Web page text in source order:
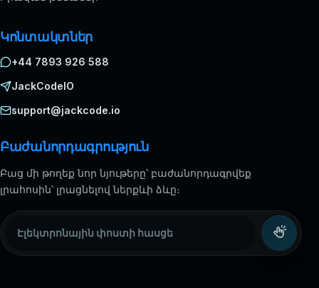
Կոնտակտներ
+44 7893 926 588
JackCodeIO
support@jackcode.io
Բաժանորդագրություն
Բաց մի թողեք նոր նյութերը՝ բաժանորդագրվեք
լրահոսին՝ լրացնելով ներքևի ձևը։